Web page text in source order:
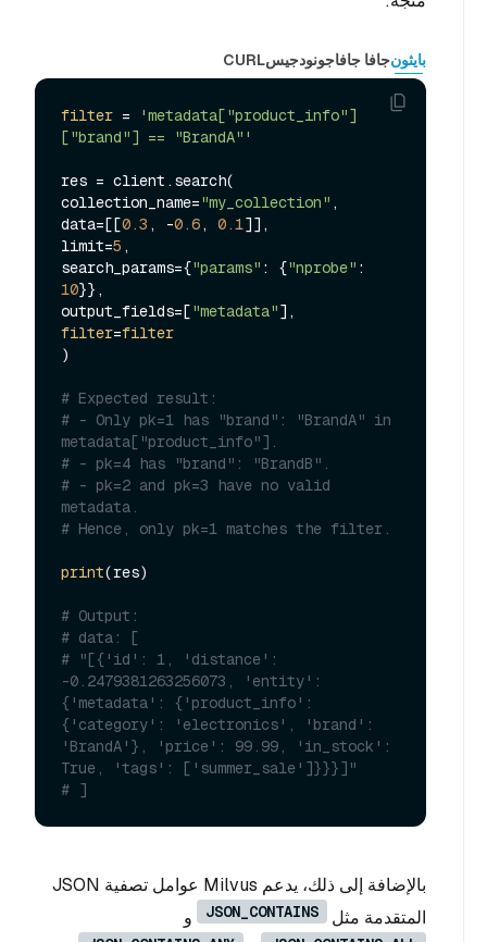
بايثونجافا جافاجونودجيسCURL
filter =
'metadata["product_info"]
["brand"] == "BrandA"'
res = client.search(
collection_name="my_collection" ,
data=[[0.3 , -0.6, 0.1]],
limit=5 ,
search_params={"params" : {"nprobe"
10}},
output_fields=["metadata"
filter=filter
)
# Expected result:
# - Only pk=1 has "brand": "BrandA" in
metadata["product_info"].
# - pk=4 has "brand": "BrandB".
# - pk=2 and pk=3 have no valid
metadata.
# Hence, only pk=1 matches the filter.
print(res)
# Output:
# data: [
# "[{'id': 1, 'distance':
-0.2479381263256073, 'entity':
{'metadata': {'product_info':
{'category': 'electronics', 'brand':
'BrandA'}, 'price': 99.99, 'in_stock':
True, 'tags': ['summer_sale']}}}]"
# ]
بالإضافة إلى ذلك، يدعم Milvus عوامل تصفية JSON
المتقدمة مثل
JSON_CONTAINS و